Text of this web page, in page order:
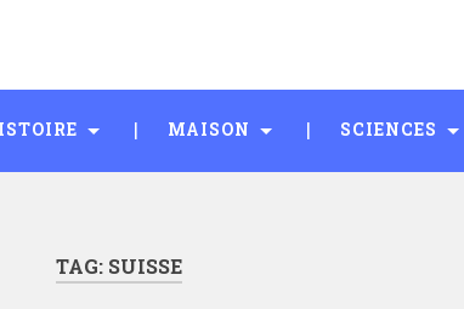
MAISON SCIENCES
TAG: SUISSE